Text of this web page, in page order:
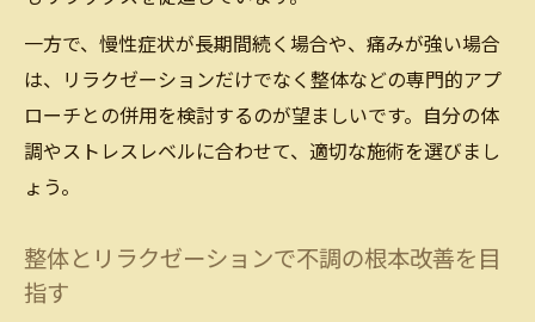
一方で、慢性症状が長期間続く場合や、痛みが強い場合
は、リラクゼーションだけでなく整体などの専門的アプ
ローチとの併用を検討するのが望ましいです。自分の体
調やストレスレベルに合わせて、適切な施術を選びまし
ょう。
整体とリラクゼーションで不調の根本改善を目
指す